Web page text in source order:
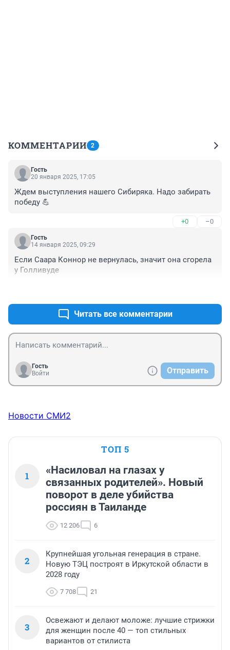
КОММЕНТАРИИ 2
Гость
20 января 2025, 17:05
Ждем выступления нашего Сибиряка. Надо забирать
победу 💪
+0 –0
Гость
14 января 2025, 09:29
Если Саара Коннор не вернулась, значит она сгорела
у Голливуде
Читать все комментарии
Гость
Войти
Отправить
Новости СМИ2
ТОП 5
1
«Насиловал на глазах у
связанных родителей». Новый
поворот в деле убийства
россиян в Таиланде
12 206 6
2
Крупнейшая угольная генерация в стране.
Новую ТЭЦ построят в Иркутской области в
2028 году
7 708 21
3
Освежают и делают моложе: лучшие стрижки
для женщин после 40 — топ стильных
вариантов от стилиста